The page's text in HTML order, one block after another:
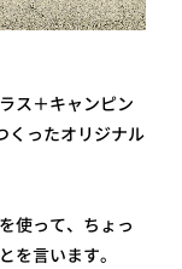
ス＋キャンピン
くったオリジナル
使って、ちょっ
を言います。